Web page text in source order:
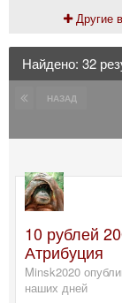
Другие
Найдено: 32
НАЗАД
10 рублей
Атрибуция
Minsk2020
наших дней